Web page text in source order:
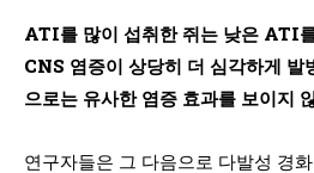
ATI를 많이 섭취한 쥐는 낮은 ATI
CNS 염증이 상당히 더 심각하게 발
으로는 유사한 염증 효과를 보이지
연구자들은 그 다음으로 다발성 경